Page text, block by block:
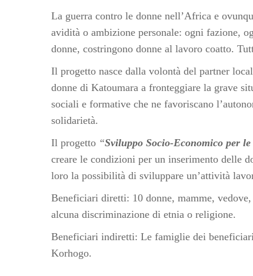
La guerra contro le donne nell’Africa e
avidità o ambizione personale: ogni fazione,
donne, costringono donne al lavoro coatto.
Il progetto nasce dalla volontà del partner
donne di Katoumara a fronteggiare la grave
sociali e formative che ne favoriscano
solidarietà.
Il progetto “Sviluppo Socio-Economico per
creare le condizioni per un inserimento delle
loro la possibilità di sviluppare un’attività
Beneficiari diretti: 10 donne, mamme,
alcuna discriminazione di etnia o religione.
Beneficiari indiretti: Le famiglie dei
Korhogo.